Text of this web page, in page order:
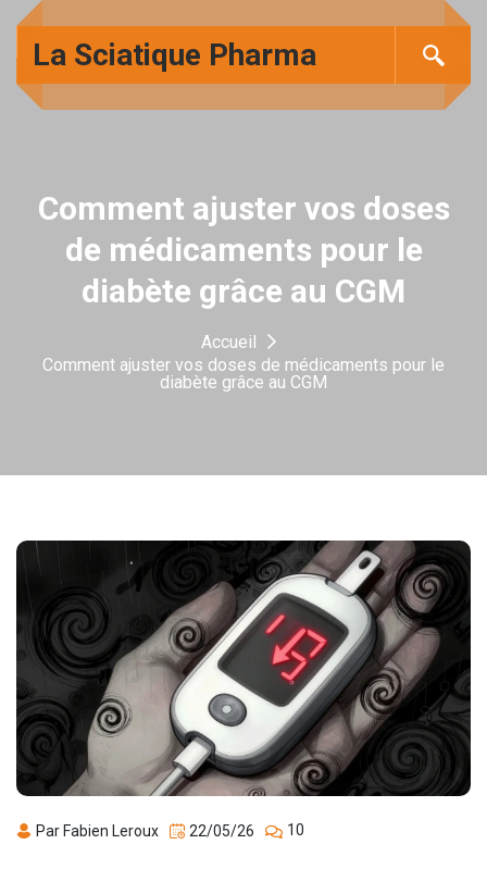
La Sciatique Pharma
Comment ajuster vos doses
de médicaments pour le
diabète grâce au CGM
Accueil
Comment ajuster vos doses de médicaments pour le
diabète grâce au CGM
Par Fabien Leroux 22/05/26 10